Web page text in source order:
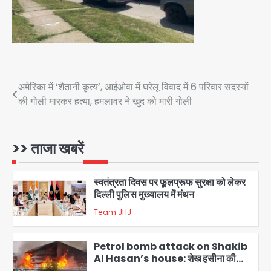
Post
navigation
अमेरिका में ‘शैतानी कृत्य’, आईओवा में घरेलू विवाद में 6 परिवार सदस्यों
की गोली मारकर हत्या, हमलावर ने खुद को मारी गोली
>> ताजा खबरें
4
साल से कैंसर से जूझ रहे थे
Avinash Kumar
5
Team JHJ
1
2
स्वतंत्रता दिवस पर फूलप्रूफ सुरक्षा को लेकर
दिल्ली पुलिस मुख्यालय में मंथन
Team JHJ
Petrol bomb attack on Shakib
Al Hasan’s house: शेख हसीना की